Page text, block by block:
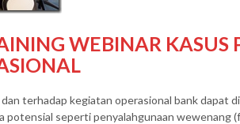
WEBINAR
terhadap kegiatan operasional bank dapat
potensial seperti penyalahgunaan wewenang